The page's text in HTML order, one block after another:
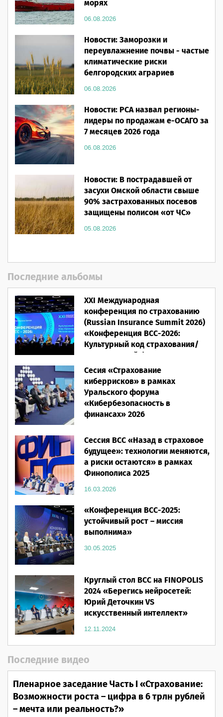
морях
06.08.2026
Новости: Заморозки и
переувлажнение почвы - частые
климатические риски
белгородских аграриев
06.08.2026
Новости: РСА назвал регионы-
лидеры по продажам е-ОСАГО за
7 месяцев 2026 года
06.08.2026
Новости: В пострадавшей от
засухи Омской области свыше
90% застрахованных посевов
защищены полисом «от ЧС»
05.08.2026
Последние альбомы
XXI Международная
конференция по страхованию
(Russian Insurance Summit 2026)
«Конференция ВСС-2026:
Культурный код страхования/
Человеческий фактор»
28.05.2026
Сесия «Страхование
киберрисков» в рамках
Уральского форума
«Кибербезопасность в
финансах» 2026
Сессия ВСС «Назад в страховое
будущее»: технологии меняются,
а риски остаются» в рамках
Финополиса 2025
16.03.2026
«Конференция ВСС-2025:
устойчивый рост – миссия
выполнима»
30.05.2025
Круглый стол ВСС на FINOPOLIS
2024 «Берегись нейросетей:
Юрий Деточкин VS
искусственный интеллект»
12.11.2024
Последние видео
Пленарное заседание Часть I «Страхование:
Возможности роста – цифра в 6 трлн рублей
– мечта или реальность?»